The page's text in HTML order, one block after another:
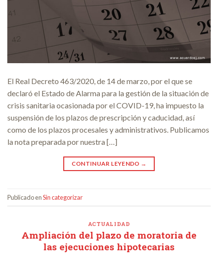
El Real Decreto 463/2020, de 14 de marzo, por el que se
declaró el Estado de Alarma para la gestión de la situación de
crisis sanitaria ocasionada por el COVID-19, ha impuesto la
suspensión de los plazos de prescripción y caducidad, así
como de los plazos procesales y administrativos. Publicamos
la nota preparada por nuestra […]
CONTINUAR LEYENDO →
Publicado enSin categorizar
ACTUALIDAD
Ampliación del plazo de moratoria de
las ejecuciones hipotecarias